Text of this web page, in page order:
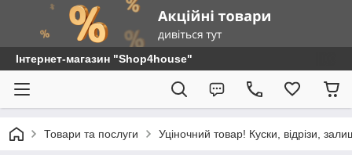
Інтернет-магазин "Shop4house"
Товари та послуги Уціночний товар! Куски, відрізи,